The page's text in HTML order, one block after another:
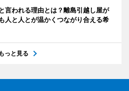
言われる理由とは？離島引越し屋が
人と人とが温かくつながり合える希
もっと見る